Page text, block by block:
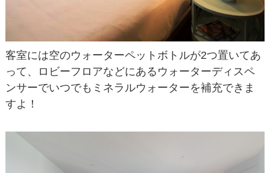
客室には空のウォーターペットボトルが2つ置いてあ
って、ロビーフロアなどにあるウォーターディスペ
ンサーでいつでもミネラルウォーターを補充できま
すよ！